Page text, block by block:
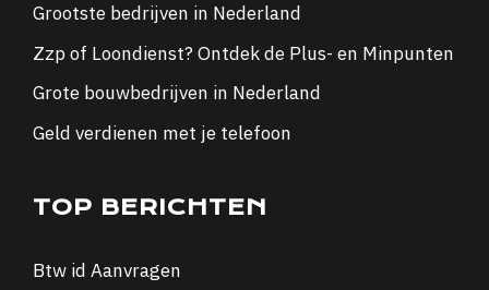
Grootste bedrijven in Nederland
Zzp of Loondienst? Ontdek de Plus- en Minpunten
Grote bouwbedrijven in Nederland
Geld verdienen met je telefoon
TOP BERICHTEN
Btw id Aanvragen